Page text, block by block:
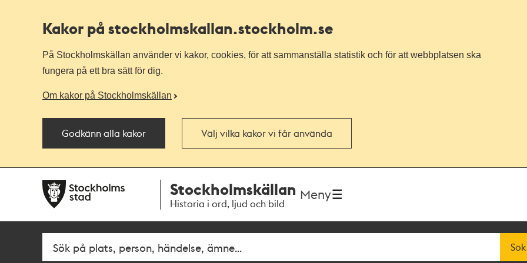
Kakor på stockholmskallan.stockholm.se
På Stockholmskällan använder vi kakor, cookies, för att sammanställa statistik och för att webbplatsen ska
fungera på ett bra sätt för dig.
Om kakor på Stockholmskällan
Godkänn alla kakor Välj vilka kakor vi får använda
navigationen
huvudinnehållet
Stockholmskällan
Historia i ord, ljud och bild
Meny
Fritextsök Sök